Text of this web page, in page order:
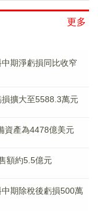
更多
期淨虧損同比收窄
擴大至5588.3萬元
資產為4478億美元
額約5.5億元
中期除稅後虧損500萬